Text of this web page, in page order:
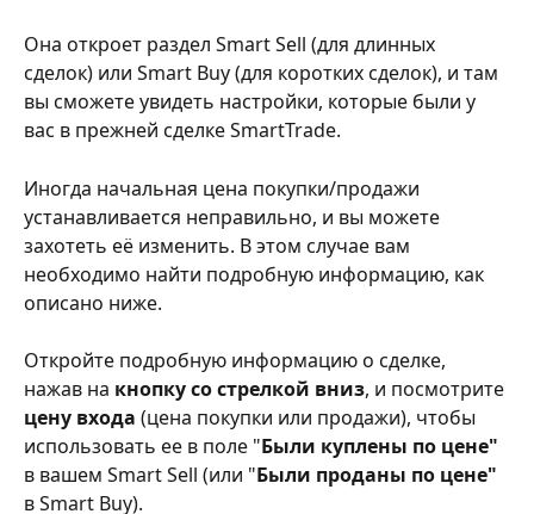
Она откроет раздел Smart Sell (для длинных
сделок) или Smart Buy (для коротких сделок), и там
вы сможете увидеть настройки, которые были у
вас в прежней сделке SmartTrade.
Иногда начальная цена покупки/продажи
устанавливается неправильно, и вы можете
захотеть её изменить. В этом случае вам
необходимо найти подробную информацию, как
описано ниже.
Откройте подробную информацию о сделке,
нажав на кнопку со стрелкой вниз, и посмотрите
цену входа (цена покупки или продажи), чтобы
использовать ее в поле "Были куплены по цене"
в вашем Smart Sell (или "Были проданы по цене"
в Smart Buy).